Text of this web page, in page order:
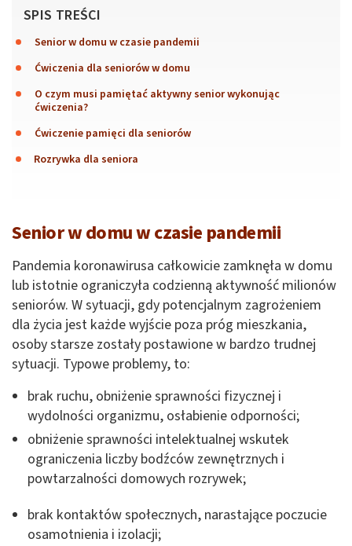
SPIS TREŚCI
Senior w domu w czasie pandemii
Ćwiczenia dla seniorów w domu
O czym musi pamiętać aktywny senior wykonując
ćwiczenia?
Ćwiczenie pamięci dla seniorów
Rozrywka dla seniora
Senior w domu w czasie pandemii
Pandemia koronawirusa całkowicie zamknęła w domu
lub istotnie ograniczyła codzienną aktywność milionów
seniorów. W sytuacji, gdy potencjalnym zagrożeniem
dla życia jest każde wyjście poza próg mieszkania,
osoby starsze zostały postawione w bardzo trudnej
sytuacji. Typowe problemy, to:
brak ruchu, obniżenie sprawności fizycznej i
wydolności organizmu, osłabienie odporności;
obniżenie sprawności intelektualnej wskutek
ograniczenia liczby bodźców zewnętrznych i
powtarzalności domowych rozrywek;
brak kontaktów społecznych, narastające poczucie
osamotnienia i izolacji;